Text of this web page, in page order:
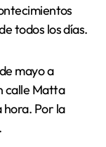
todos los días.
mayo a
calle Matta
hora. Por la